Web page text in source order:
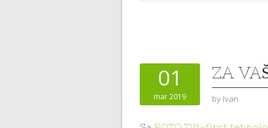
01
mar 2019
ZA
by Ivan